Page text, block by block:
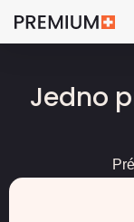
Jedno